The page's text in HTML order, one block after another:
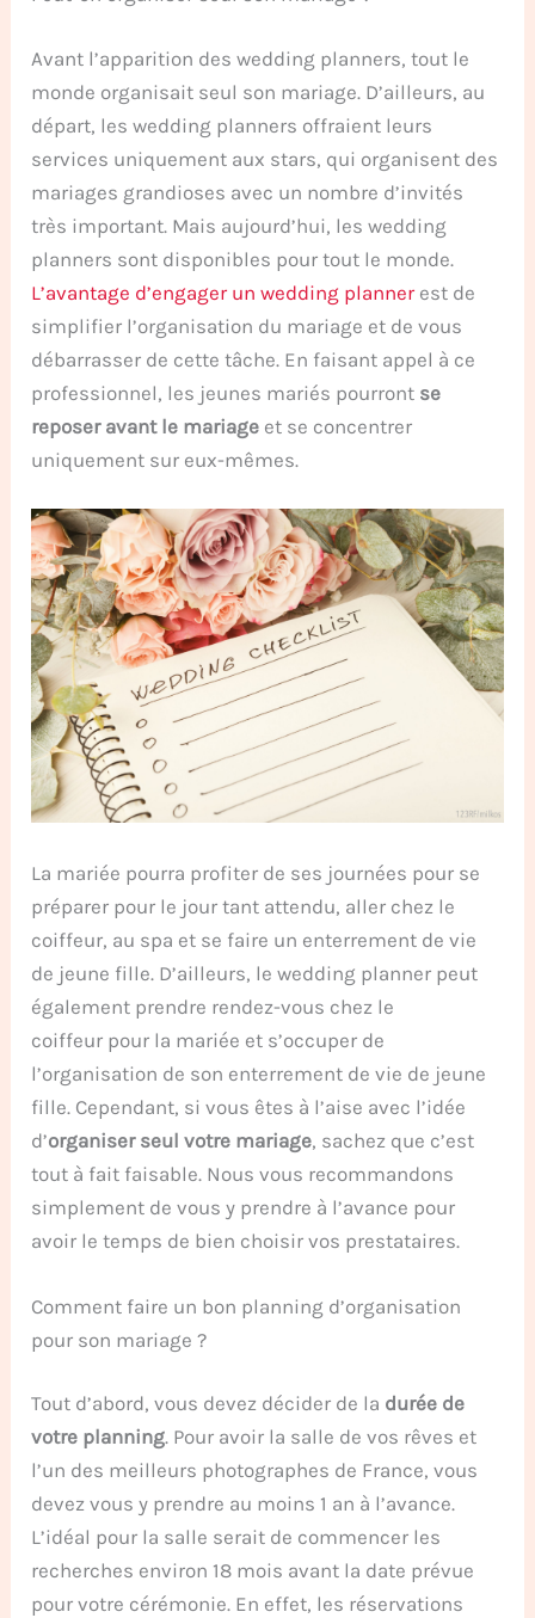
Avant l’apparition des wedding planners, tout le
monde organisait seul son mariage. D’ailleurs, au
départ, les wedding planners offraient leurs
services uniquement aux stars, qui organisent des
mariages grandioses avec un nombre d’invités
très important. Mais aujourd’hui, les wedding
planners sont disponibles pour tout le monde.
L’avantage d’engager un wedding plannerest de
simplifier l’organisation du mariage et de vous
débarrasser de cette tâche. En faisant appel à ce
professionnel, les jeunes mariés pourront se
reposer avant le mariage et se concentrer
uniquement sur eux-mêmes.
La mariée pourra profiter de ses journées pour se
préparer pour le jour tant attendu, aller chez le
coiffeur, au spa et se faire un enterrement de vie
de jeune fille. D’ailleurs, le wedding planner peut
également prendre rendez-vous chez le
coiffeur pour la mariée et s’occuper de
l’organisation de son enterrement de vie de jeune
fille. Cependant, si vous êtes à l’aise avec l’idée
d’organiser seul votre mariage, sachez que c’est
tout à fait faisable. Nous vous recommandons
simplement de vous y prendre à l’avance pour
avoir le temps de bien choisir vos prestataires.
Comment faire un bon planning d’organisation
pour son mariage ?
Tout d’abord, vous devez décider de la durée de
votre planning. Pour avoir la salle de vos rêves et
l’un des meilleurs photographes de France, vous
devez vous y prendre au moins 1 an à l’avance.
L’idéal pour la salle serait de commencer les
recherches environ 18 mois avant la date prévue
pour votre cérémonie. En effet, les réservations